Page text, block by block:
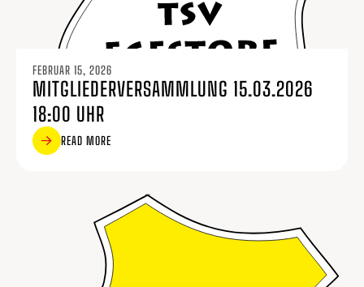
FEBRUAR 15, 2026
MITGLIEDERVERSAMMLUNG 15.03.2026
18:00 UHR
READ MORE